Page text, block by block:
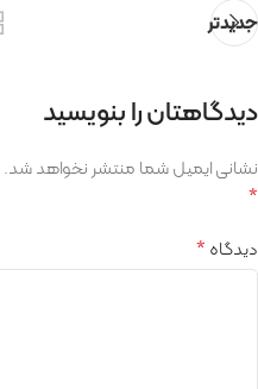
جدیدتر
دیدگاهتان را بنویسید
نشانی ایمیل شما منتشر نخواهد شد.
*
دیدگاه*